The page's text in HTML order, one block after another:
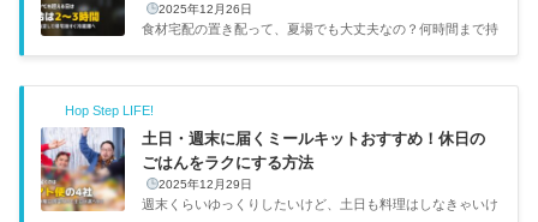
2025年12月26日
食材宅配の置き配って、夏場でも大丈夫なの？何時間まで持
どうなってるのか調べてみた食材宅配の置き配はどうやって
保冷する？主要な食材宅配サービスの置き配は、専用の保冷
ボックスに保冷剤やドライアイスを入れて温度を維持する仕
組みです。
各サービスの置き配対応ヨシケイ：保冷ボッ
クス＋蓄冷剤、鍵付きBOXの貸出ありワタミ（あっ!とごは
ん）：保冷ボックス＋保冷剤で対応ワタミ（PAKU MOG
U）：保冷ボッ...
Hop Step LIFE!
土日・週末に届くミールキットおすすめ！休日の
ごはんをラクにする方法
2025年12月29日
週末くらいゆっくりしたいけど、土日も料理はしなきゃいけ